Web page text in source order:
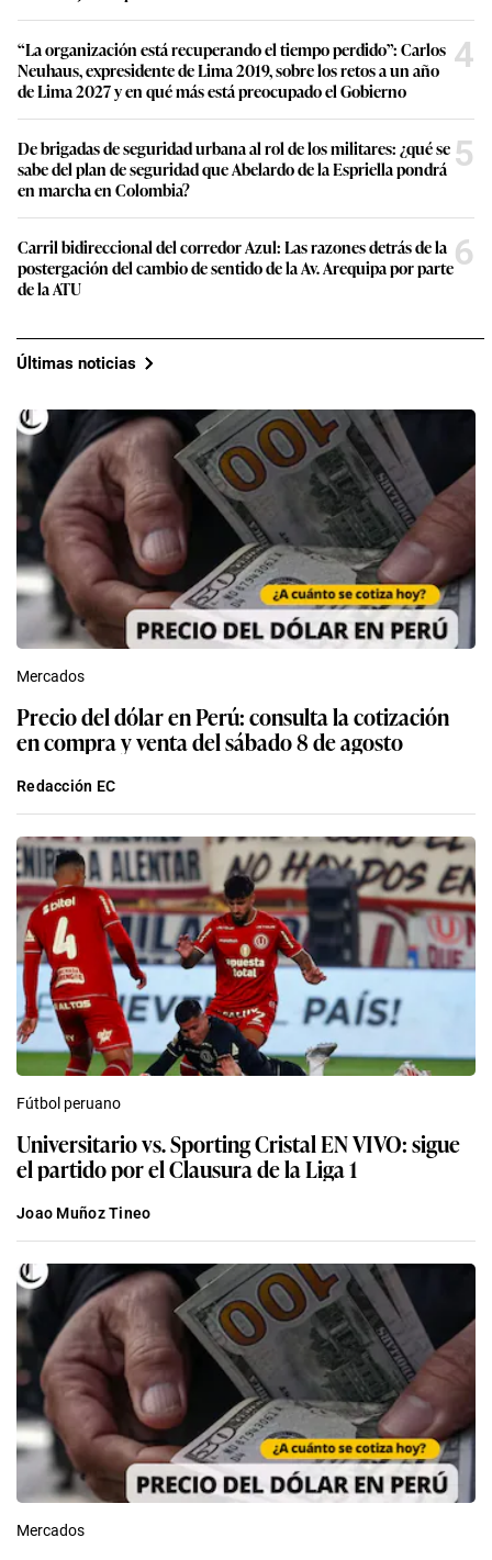
“La organización está recuperando el tiempo perdido”: Carlos
Neuhaus, expresidente de Lima 2019, sobre los retos a un año
de Lima 2027 y en qué más está preocupado el Gobierno
4
De brigadas de seguridad urbana al rol de los militares: ¿qué se
sabe del plan de seguridad que Abelardo de la Espriella pondrá
en marcha en Colombia?
5
Carril bidireccional del corredor Azul: Las razones detrás de la
postergación del cambio de sentido de la Av. Arequipa por parte
de la ATU
6
Últimas noticias
Mercados
Precio del dólar en Perú: consulta la cotización
en compra y venta del sábado 8 de agosto
Redacción EC
Fútbol peruano
Universitario vs. Sporting Cristal EN VIVO: sigue
el partido por el Clausura de la Liga 1
Joao Muñoz Tineo
Mercados